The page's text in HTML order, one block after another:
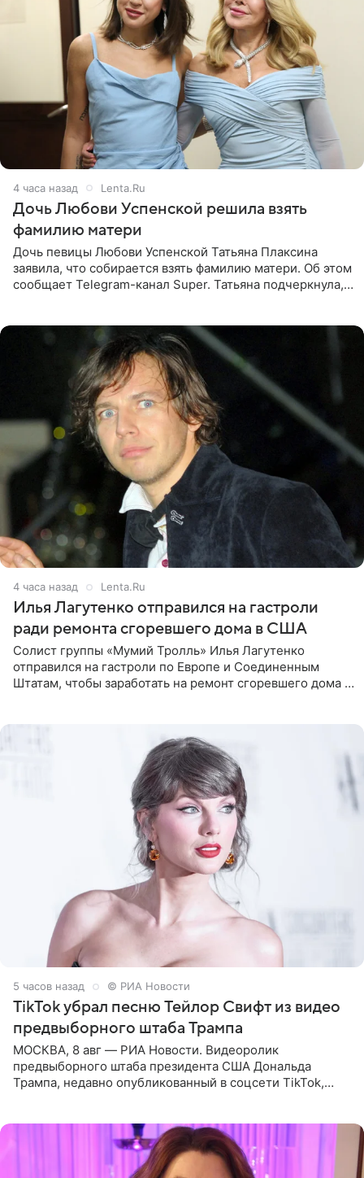
4 часа назад Lenta.Ru
Дочь Любови Успенской решила взять
фамилию матери
Дочь певицы Любови Успенской Татьяна Плаксина
заявила, что собирается взять фамилию матери. Об этом
сообщает Telegram-канал Super. Татьяна подчеркнула,
4 часа назад Lenta.Ru
Илья Лагутенко отправился на гастроли
ради ремонта сгоревшего дома в США
Солист группы «Мумий Тролль» Илья Лагутенко
отправился на гастроли по Европе и Соединенным
Штатам, чтобы заработать на ремонт сгоревшего дома в
5 часов назад © РИА Новости
TikTok убрал песню Тейлор Свифт из видео
предвыборного штаба Трампа
МОСКВА, 8 авг — РИА Новости. Видеоролик
предвыборного штаба президента США Дональда
Трампа, недавно опубликованный в соцсети TikTok,